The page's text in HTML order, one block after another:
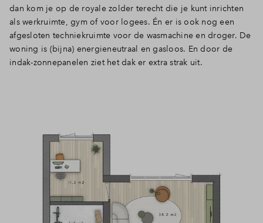
dan kom je op de royale zolder terecht die je kunt inrichten
als werkruimte, gym of voor logees. Én er is ook nog een
afgesloten techniekruimte voor de wasmachine en droger. De
woning is (bijna) energieneutraal en gasloos. En door de
indak-zonnepanelen ziet het dak er extra strak uit.